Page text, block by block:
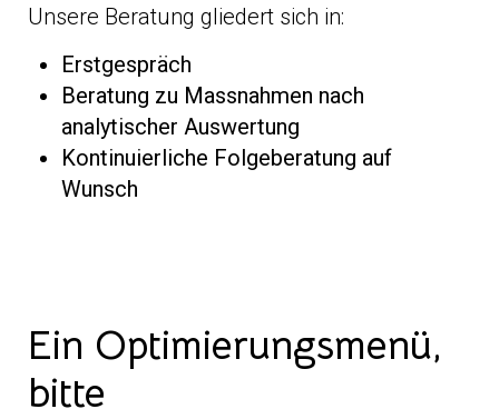
Unsere Beratung gliedert sich in:
Erstgespräch
Beratung zu Massnahmen nach
analytischer Auswertung
Kontinuierliche Folgeberatung auf
Wunsch
Ein Optimierungsmenü,
bitte